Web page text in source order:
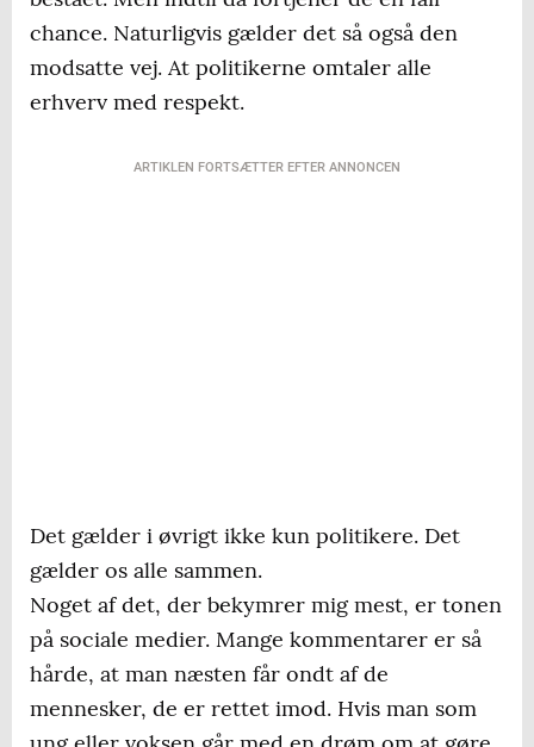
chance. Naturligvis gælder det så også den
modsatte vej. At politikerne omtaler alle
erhverv med respekt.
ARTIKLEN FORTSÆTTER EFTER ANNONCEN
Det gælder i øvrigt ikke kun politikere. Det
gælder os alle sammen.
Noget af det, der bekymrer mig mest, er tonen
på sociale medier. Mange kommentarer er så
hårde, at man næsten får ondt af de
mennesker, de er rettet imod. Hvis man som